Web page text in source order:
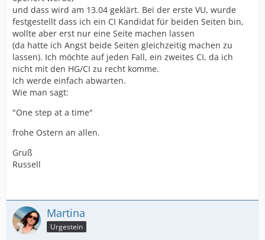
und dass wird am 13.04 geklärt. Bei der erste VU, wurde
festgestellt dass ich ein CI Kandidat für beiden Seiten bin,
wollte aber erst nur eine Seite machen lassen
(da hatte ich Angst beide Seiten gleichzeitig machen zu
lassen). Ich möchte auf jeden Fall, ein zweites CI, da ich
nicht mit den HG/CI zu recht komme.
Ich werde einfach abwarten.
Wie man sagt:
"One step at a time"
frohe Ostern an allen.
Gruß
Russell
Martina
Urgestein